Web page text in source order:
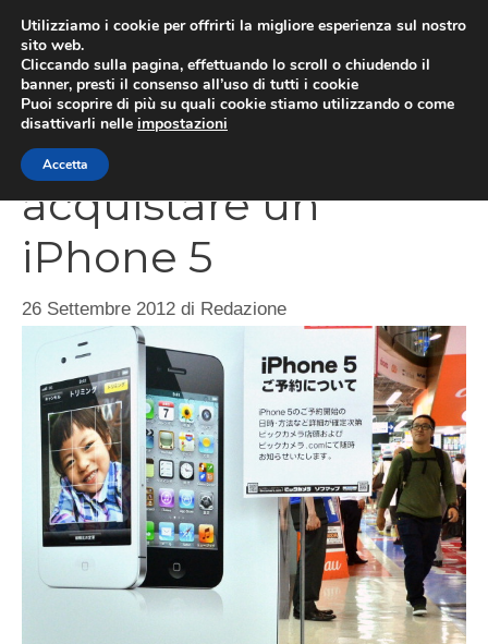
contenuto
Perché non
acquistare un
iPhone 5
26 Settembre 2012 di Redazione
Utilizziamo i cookie per offrirti la migliore esperienza sul nostro
sito web.
Cliccando sulla pagina, effettuando lo scroll o chiudendo il
banner, presti il consenso all’uso di tutti i cookie
Puoi scoprire di più su quali cookie stiamo utilizzando o come
disattivarli nelle impostazioni
Accetta